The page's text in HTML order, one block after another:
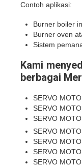
Contoh aplikasi:
Burner boiler
Burner oven
Sistem
Kami
berbagai
SERVO
SERVO
SERVO
SERVO
SERVO
SERVO
SERVO